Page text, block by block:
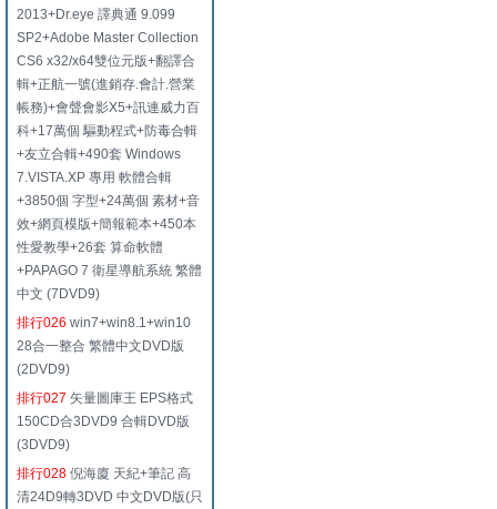
2013+Dr.eye 譯典通 9.099
SP2+Adobe Master Collection
CS6 x32/x64雙位元版+翻譯合
輯+正航一號(進銷存.會計.營業
帳務)+會聲會影X5+訊連威力百
科+17萬個 驅動程式+防毒合輯
+友立合輯+490套 Windows
7.VISTA.XP 專用 軟體合輯
+3850個 字型+24萬個 素材+音
效+網頁模版+簡報範本+450本
性愛教學+26套 算命軟體
+PAPAGO 7 衛星導航系統 繁體
中文 (7DVD9)
排行026 win7+win8.1+win10
28合一整合 繁體中文DVD版
(2DVD9)
排行027 矢量圖庫王 EPS格式
150CD合3DVD9 合輯DVD版
(3DVD9)
排行028 倪海廈 天紀+筆記 高
清24D9轉3DVD 中文DVD版(只